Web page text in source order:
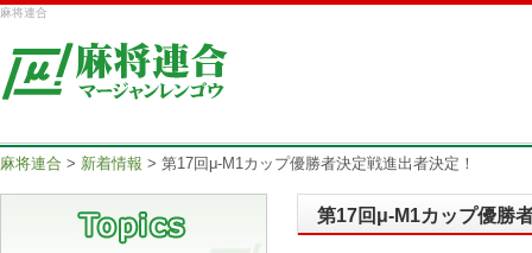
麻将連合
麻将連合 > 新着情報 > 第17回μ-M1カップ優勝者決定戦進出者決定！
第17回μ-M1カップ優勝